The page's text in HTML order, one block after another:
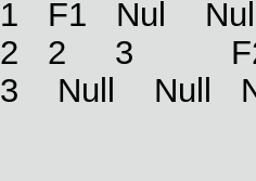
1 F1 Nul
2 2 3
3 Null Null